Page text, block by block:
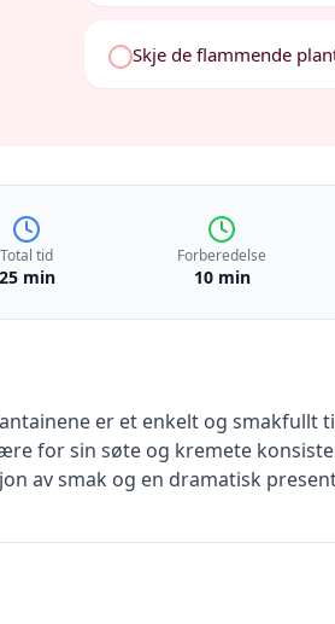
Skje de flammende
Total tid
25 min
Forberedelse
10 min
er et enkelt og
for sin søte og kremete
av smak og en dramatisk